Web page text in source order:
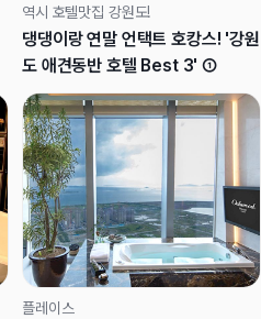
역시 호텔맛집 강원도!
댕댕이랑 연말 언택트 호캉스! '강원
도 애견동반 호텔 Best 3' ①
플레이스